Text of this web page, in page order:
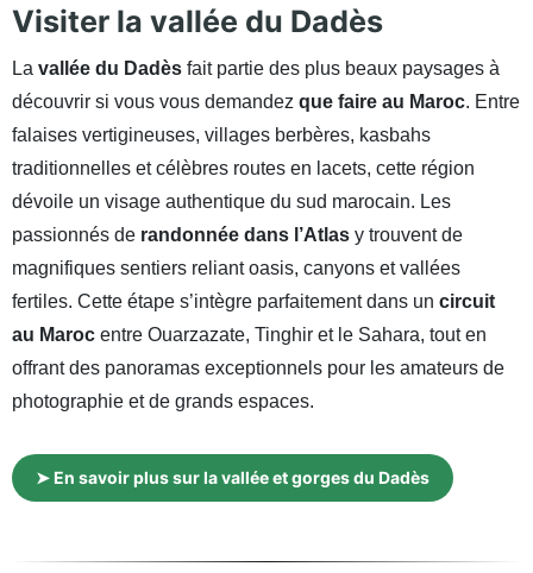
Visiter la vallée du Dadès
La vallée du Dadès fait partie des plus beaux paysages à
découvrir si vous vous demandez que faire au Maroc. Entre
falaises vertigineuses, villages berbères, kasbahs
traditionnelles et célèbres routes en lacets, cette région
dévoile un visage authentique du sud marocain. Les
passionnés de randonnée dans l’Atlas y trouvent de
magnifiques sentiers reliant oasis, canyons et vallées
fertiles. Cette étape s’intègre parfaitement dans un circuit
au Maroc entre Ouarzazate, Tinghir et le Sahara, tout en
offrant des panoramas exceptionnels pour les amateurs de
photographie et de grands espaces.
➤ En savoir plus sur la vallée et gorges du Dadès